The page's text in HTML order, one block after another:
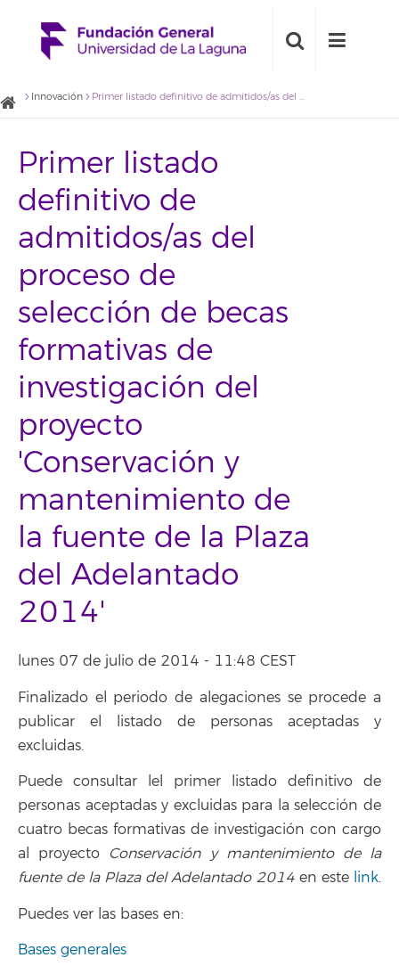
Innovación Primer listado definitivo de admitidos/as del proceso de selección de becas formativas de investigación del proyecto 'Conservación y mantenimiento de la fuente de la Plaza del Adelantado 2014'
Primer listado
definitivo de
admitidos/as del
proceso de
selección de becas
formativas de
investigación del
proyecto
'Conservación y
mantenimiento de
la fuente de la Plaza
del Adelantado
2014'
lunes 07 de julio de 2014 - 11:48 CEST
Finalizado el periodo de alegaciones se procede a
publicar el listado de personas aceptadas y
excluidas.
Puede consultar lel primer listado definitivo de
personas aceptadas y excluidas para la selección de
cuatro becas formativas de investigación con cargo
al proyecto Conservación y mantenimiento de la
fuente de la Plaza del Adelantado 2014 en este link.
Puedes ver las bases en:
Bases generales